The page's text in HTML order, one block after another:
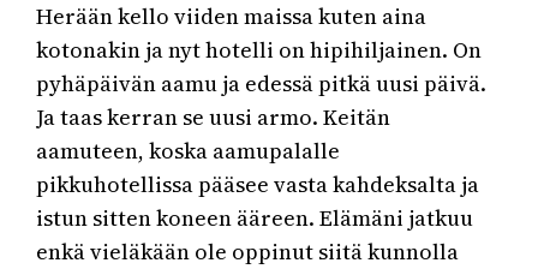
Herään kello viiden maissa kuten aina
kotonakin ja nyt hotelli on hipihiljainen. On
pyhäpäivän aamu ja edessä pitkä uusi päivä.
Ja taas kerran se uusi armo. Keitän
aamuteen, koska aamupalalle
pikkuhotellissa pääsee vasta kahdeksalta ja
istun sitten koneen ääreen. Elämäni jatkuu
enkä vieläkään ole oppinut siitä kunnolla